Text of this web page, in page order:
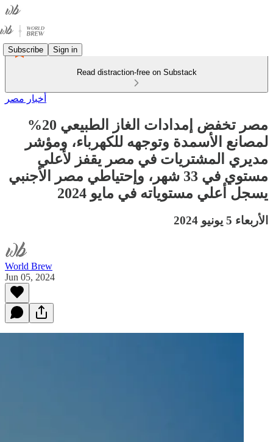
Subscribe Sign in
Read distraction-free on Substack
أخبار مصر
مصر تخفض إمدادات الغاز الطبيعي 20%
لمصانع الأسمدة وتوجهه للكهرباء، ومؤشر
مديري المشتريات في مصر يقفز لأعلي
مستوي في 33 شهر، وإحتياطي مصر الأجنبي
يسجل أعلي مستوياته في مايو 2024
الأربعاء 5 يونيو 2024
World Brew
Jun 05, 2024